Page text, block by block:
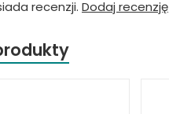
recenzji. Dodaj recenzję